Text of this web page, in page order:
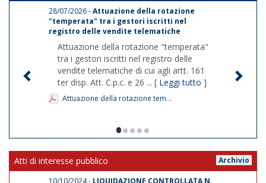
28/07/2026 -Attuazione della rotazione
"temperata" tra i gestori iscritti nel
registro delle vendite telematiche
Attuazione della rotazione "temperata"
tra i gestori iscritti nel registro delle
vendite telematiche di cui agli artt. 161
ter disp. Att. C.p.c. e 26 ... [ Leggi tutto ]
Attuazione della rotazione tem...
1/5
Archivio
Atti di interesse pubblico
10/10/2024 - LIQUIDAZIONE CONTROLLATA N.